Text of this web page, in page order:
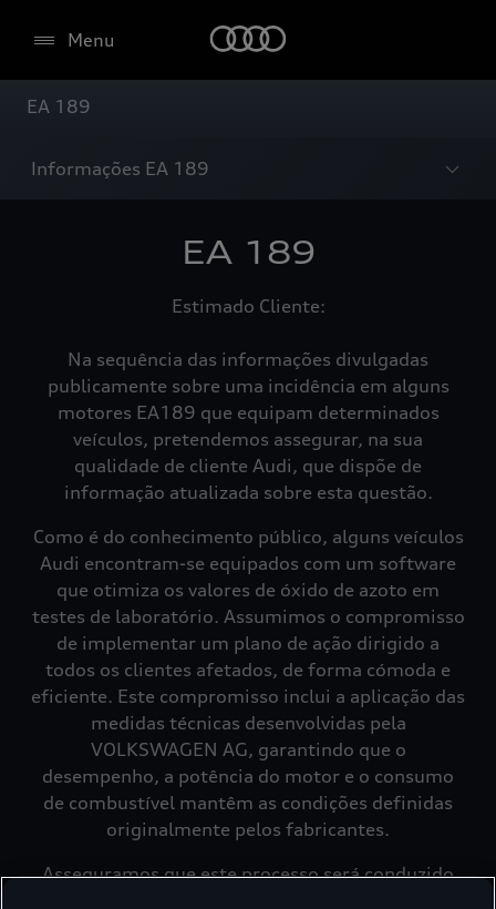
Menu
EA 189
Informações EA 189
EA 189
Estimado Cliente:
Na sequência das informações divulgadas
publicamente sobre uma incidência em alguns
motores EA189 que equipam determinados
veículos, pretendemos assegurar, na sua
qualidade de cliente Audi, que dispõe de
informação atualizada sobre esta questão.
Como é do conhecimento público, alguns veículos
Audi encontram-se equipados com um software
que otimiza os valores de óxido de azoto em
testes de laboratório. Assumimos o compromisso
de implementar um plano de ação dirigido a
todos os clientes afetados, de forma cómoda e
eficiente. Este compromisso inclui a aplicação das
medidas técnicas desenvolvidas pela
VOLKSWAGEN AG, garantindo que o
desempenho, a potência do motor e o consumo
de combustível mantêm as condições definidas
Asseguramos que este processo será conduzido